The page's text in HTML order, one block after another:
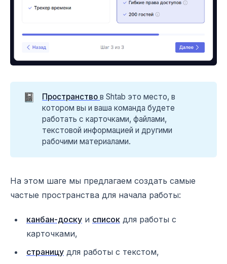
📓 Пространствов Shtab это место, в
котором вы и ваша команда будете
работать с карточками, файлами,
текстовой информацией и другими
рабочими материалами.
На этом шаге мы предлагаем создать самые
частые пространства для начала работы:
канбан-доску и список для работы с
карточками,
страницу для работы с текстом,